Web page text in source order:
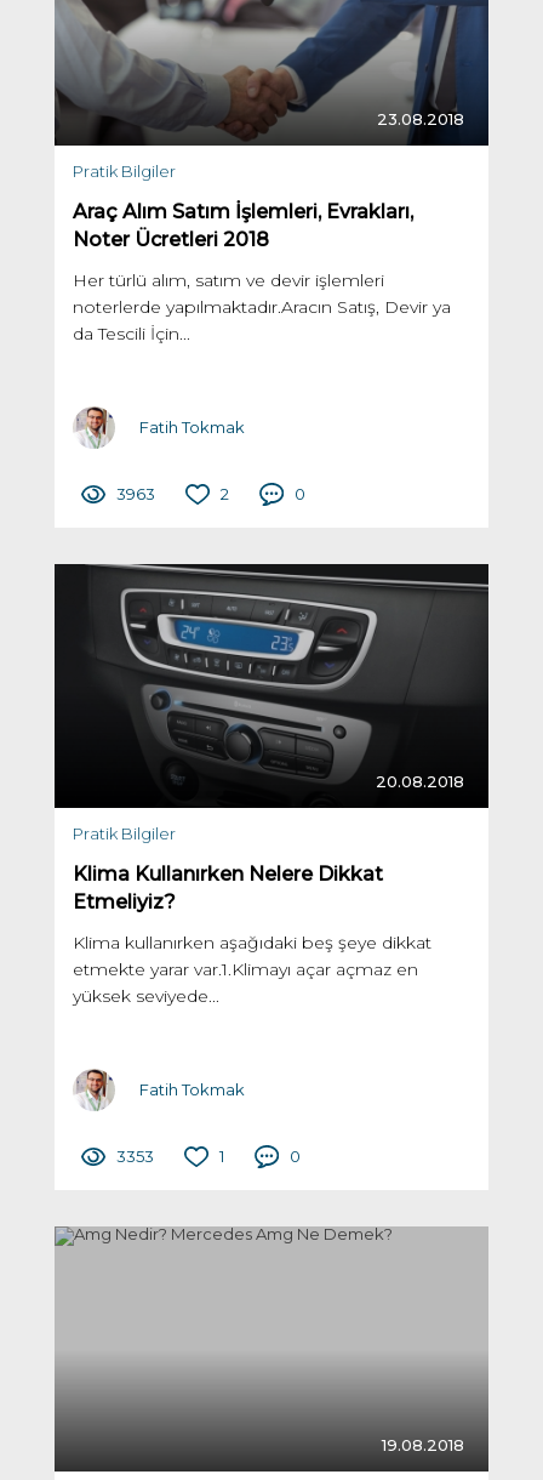
23.08.2018
Pratik Bilgiler
Araç Alım Satım İşlemleri, Evrakları,
Noter Ücretleri 2018
Her türlü alım, satım ve devir işlemleri
noterlerde yapılmaktadır.Aracın Satış, Devir ya
da Tescili İçin...
Fatih Tokmak
3963 2 0
20.08.2018
Pratik Bilgiler
Klima Kullanırken Nelere Dikkat
Etmeliyiz?
Klima kullanırken aşağıdaki beş şeye dikkat
etmekte yarar var.1.Klimayı açar açmaz en
yüksek seviyede...
Fatih Tokmak
3353 1 0
19.08.2018